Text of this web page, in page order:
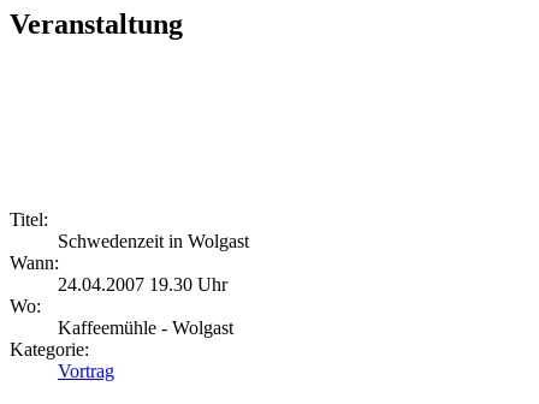
Veranstaltung
Titel:
Schwedenzeit in Wolgast
Wann:
24.04.2007 19.30 Uhr
Wo:
Kaffeemühle - Wolgast
Kategorie:
Vortrag